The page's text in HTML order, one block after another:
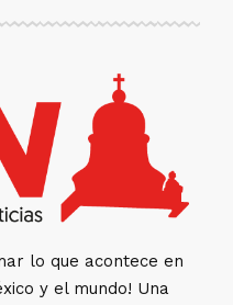
lo que acontece en
y el mundo! Una